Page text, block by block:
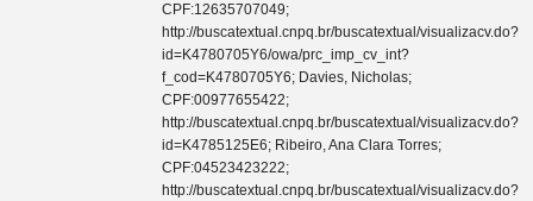
CPF:12635707049;
http://buscatextual.cnpq.br/buscatextual/visualizacv.do?
id=K4780705Y6/owa/prc_imp_cv_int?
f_cod=K4780705Y6; Davies, Nicholas;
CPF:00977655422;
http://buscatextual.cnpq.br/buscatextual/visualizacv.do?
id=K4785125E6; Ribeiro, Ana Clara Torres;
CPF:04523423222;
http://buscatextual.cnpq.br/buscatextual/visualizacv.do?